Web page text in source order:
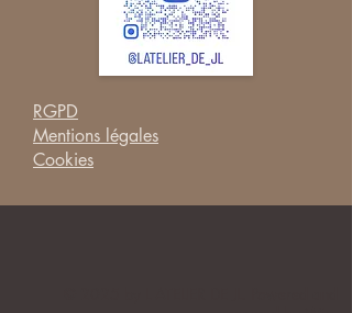
RGPD
Mentions légales
Cookies